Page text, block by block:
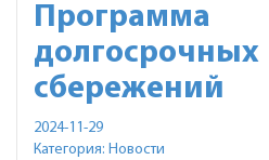
Программа
долгосрочных
сбережений
2024-11-29
Категория: Новости